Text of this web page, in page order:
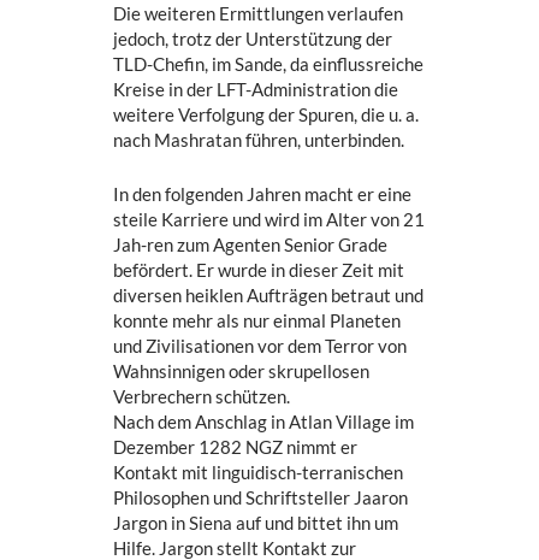
Die weiteren Ermittlungen verlaufen
jedoch, trotz der Unterstützung der
TLD-Chefin, im Sande, da einflussreiche
Kreise in der LFT-Administration die
weitere Verfolgung der Spuren, die u. a.
nach Mashratan führen, unterbinden.
In den folgenden Jahren macht er eine
steile Karriere und wird im Alter von 21
Jah-ren zum Agenten Senior Grade
befördert. Er wurde in dieser Zeit mit
diversen heiklen Aufträgen betraut und
konnte mehr als nur einmal Planeten
und Zivilisationen vor dem Terror von
Wahnsinnigen oder skrupellosen
Verbrechern schützen.
Nach dem Anschlag in Atlan Village im
Dezember 1282 NGZ nimmt er
Kontakt mit linguidisch-terranischen
Philosophen und Schriftsteller Jaaron
Jargon in Siena auf und bittet ihn um
Hilfe. Jargon stellt Kontakt zur